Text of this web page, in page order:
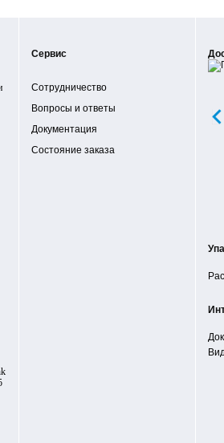
Сервис
Сотрудничество
Вопросы и ответы
Документация
Состояние заказа